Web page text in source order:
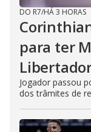
DO R7/HÁ 3 HORAS
para ter
Jogador passou
dos trâmites de